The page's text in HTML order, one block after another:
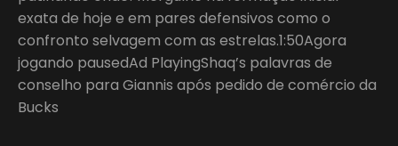
exata de hoje e em pares defensivos como o
confronto selvagem com as estrelas.1:50Agora
jogando pausedAd PlayingShaq’s palavras de
conselho para Giannis após pedido de comércio da
Bucks